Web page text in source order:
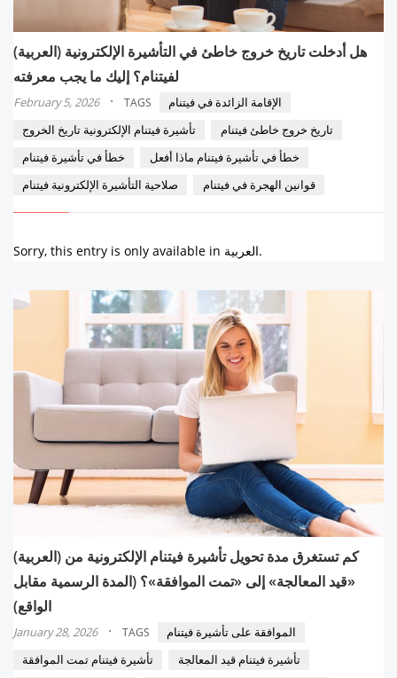
(العربية) هل أدخلت تاريخ خروج خاطئ في التأشيرة الإلكترونية
لفيتنام؟ إليك ما يجب معرفته
February 5, 2026 · TAGS
الإقامة الزائدة في فيتنام
تأشيرة فيتنام الإلكترونية تاريخ الخروج
تاريخ خروج خاطئ فيتنام
خطأ في تأشيرة فيتنام
خطأ في تأشيرة فيتنام ماذا أفعل
صلاحية التأشيرة الإلكترونية فيتنام
قوانين الهجرة في فيتنام
Sorry, this entry is only available in العربية.
(العربية) كم تستغرق مدة تحويل تأشيرة فيتنام الإلكترونية من
«قيد المعالجة» إلى «تمت الموافقة»؟ (المدة الرسمية مقابل
الواقع)
January 28, 2026 · TAGS
الموافقة على تأشيرة فيتنام
تأشيرة فيتنام تمت الموافقة
تأشيرة فيتنام قيد المعالجة